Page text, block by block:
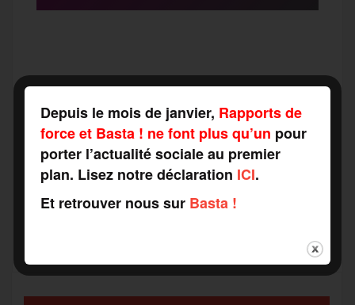
a
c
e
o
w
i
t
e
m
a
i
e
s
s
g
e
l
r
P
a
r
a
Depuis le mois de janvier, Rapports de
force et Basta ! ne font plus qu’un pour
porter l’actualité sociale au premier
plan. Lisez notre déclaration ICI.
Et retrouver nous sur Basta !